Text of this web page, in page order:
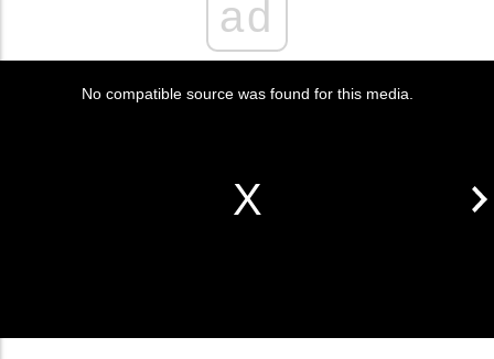
ad
No compatible source was found for this media.